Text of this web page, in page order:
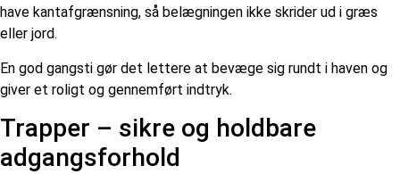
have kantafgrænsning, så belægningen ikke skrider ud i græs
eller jord.
En god gangsti gør det lettere at bevæge sig rundt i haven og
giver et roligt og gennemført indtryk.
Trapper – sikre og holdbare
adgangsforhold